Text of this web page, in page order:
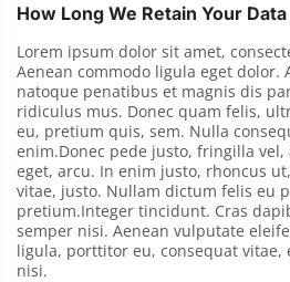
How Long We Retain Your Data
Lorem ipsum dolor sit amet,
Aenean commodo ligula eget dolor.
natoque penatibus et magnis dis
ridiculus mus. Donec quam felis,
eu, pretium quis, sem. Nulla
enim.Donec pede justo, fringilla
eget, arcu. In enim justo, rhoncus
vitae, justo. Nullam dictum felis eu
pretium.Integer tincidunt. Cras
semper nisi. Aenean vulputate
ligula, porttitor eu, consequat vitae,
nisi.